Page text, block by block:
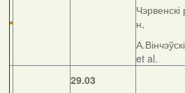
Чэрвенскі
н,
А.Вінчэўскі
et al.
29.03